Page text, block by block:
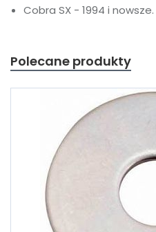
Cobra SX - 1994 i nowsze.
Polecane produkty